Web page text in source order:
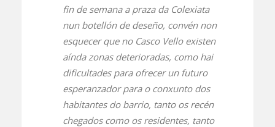
fin de semana a praza da Colexiata
nun botellón de deseño, convén non
esquecer que no Casco Vello existen
aínda zonas deterioradas, como hai
dificultades para ofrecer un futuro
esperanzador para o conxunto dos
habitantes do barrio, tanto os recén
chegados como os residentes, tanto